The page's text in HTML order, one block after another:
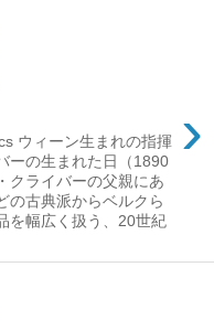
›
ウィーン生まれの指揮
ーの生まれた日（1890
クライバーの父親にあ
の古典派からベルクら
を幅広く扱う、20世紀